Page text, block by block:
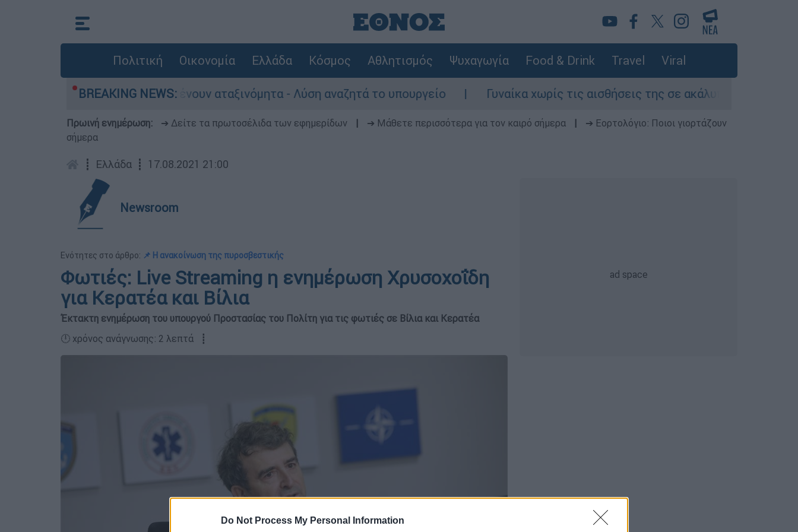
Do Not Process My Personal Information
Πολιτική Οικονομία Ελλάδα Κόσμος Αθλητισμός Ψυχαγωγία Food & Drink Travel Viral
BREAKING NEWS:
αυτοκίνητα παραμένουν αταξινόμητα - Λύση αναζητά το υπουργείο Γυναίκα χωρίς τις αισθήσεις της σε ακάλυπτο
Πρωινή ενημέρωση: ➔ Δείτε τα πρωτοσέλιδα των εφημερίδων ➔ Μάθετε περισσότερα για τον καιρό σήμερα
➔ Εορτολόγιο: Ποιοι γιορτάζουν
σήμερα
┋ Ελλάδα ┋ 17.08.2021 21:00
Newsroom
Ενότητες στο άρθρο: 📌 Η ανακοίνωση της πυροσβεστικής
Φωτιές: Live Streaming η ενημέρωση Χρυσοχοΐδη
για Κερατέα και Βίλια
Έκτακτη ενημέρωση του υπουργού Προστασίας του Πολίτη για τις φωτιές σε Βίλια και Κερατέα
🕛 χρόνος ανάγνωσης: 2 λεπτά ┋